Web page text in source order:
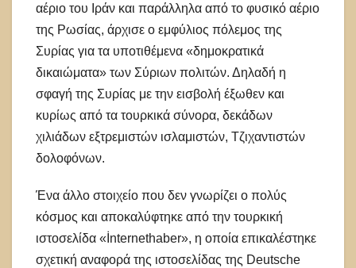
αέριο του Ιράν και παράλληλα από το φυσικό αέριο
της Ρωσίας, άρχισε ο εμφύλιος πόλεμος της
Συρίας για τα υποτιθέμενα «δημοκρατικά
δικαιώματα» των Σύριων πολιτών. Δηλαδή η
σφαγή της Συρίας με την εισβολή έξωθεν και
κυρίως από τα τουρκικά σύνορα, δεκάδων
χιλιάδων εξτρεμιστών ισλαμιστών, Τζιχαντιστών
δολοφόνων.
Ένα άλλο στοιχείο που δεν γνωρίζει ο πολύς
κόσμος και αποκαλύφτηκε από την τουρκική
ιστοσελίδα «İnternethaber», η οποία επικαλέστηκε
σχετική αναφορά της ιστοσελίδας της Deutsche